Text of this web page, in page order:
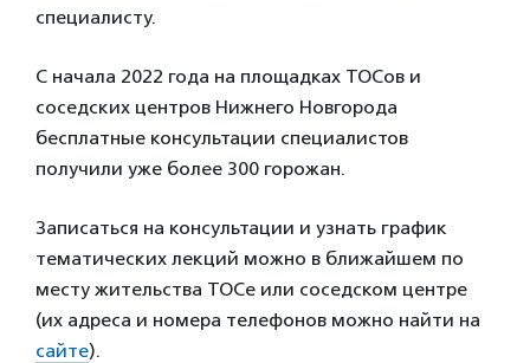
специалисту.
С начала 2022 года на площадках ТОСов и
соседских центров Нижнего Новгорода
бесплатные консультации специалистов
получили уже более 300 горожан.
Записаться на консультации и узнать график
тематических лекций можно в ближайшем по
месту жительства ТОСе или соседском центре
(их адреса и номера телефонов можно найти на
сайте).